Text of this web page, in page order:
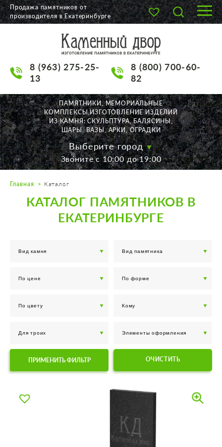
О КОМПАНИИ
НАШИ РАБОТЫ
АКЦИИ
ДОСТАВКА
КОНТАКТЫ
K2532513@yandex.ru
Пн. — Пт. с 10:00 до 19:00
Воскресенье по договор.
Продажа памятников от
производителя в Екатеринбурге
8 (963) 275-25-
13
8 (800) 700-60-
82
ПАМЯТНИКИ, МЕМОРИАЛЬНЫЕ
КОМПЛЕКСЫ,ИЗГОТОВЛЕНИЕ ИЗДЕЛИЙ
ИЗ КАМНЯ: СКУЛЬПТУРА, БАЛЯСИНЫ,
ШАРЫ, ВАЗЫ, АРКИ, ОГРАДКИ
Выберите город
Звоните с 10:00 до 19:00
Главная Каталог
КАТАЛОГ ПАМЯТНИКОВ В
ЕКАТЕРИНБУРГЕ
ПРИМЕНИТЬ ФИЛЬТР ОЧИСТИТЬ